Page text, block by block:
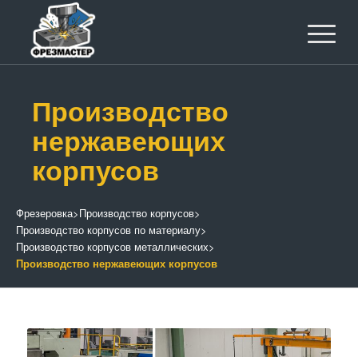
Производство
нержавеющих
корпусов
Фрезеровка>Производство корпусов>
Производство корпусов по материалу>
Производство корпусов металлических>
Производство нержавеющих корпусов